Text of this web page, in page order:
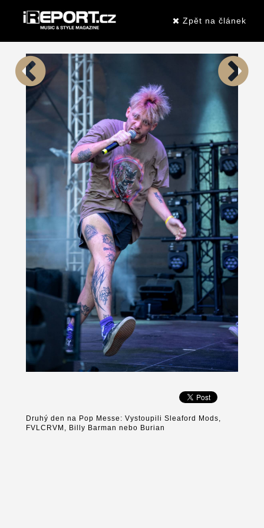
Zpět na článek
Druhý den na Pop Messe: Vystoupili Sleaford Mods,
FVLCRVM, Billy Barman nebo Burian